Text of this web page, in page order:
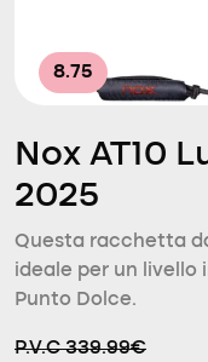
8.75
Nox AT10
2025
Questa racchetta
ideale per un livello
Punto Dolce.
P.V.C 339.99€